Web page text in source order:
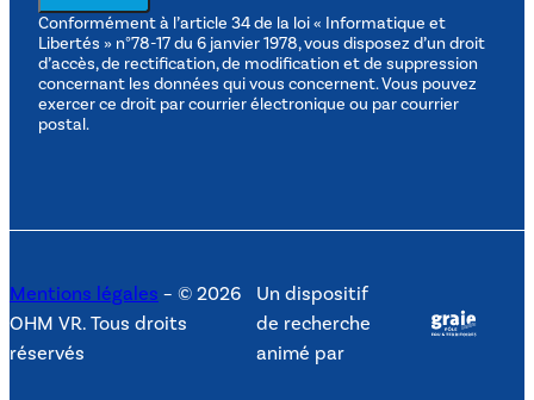
Conformément à l’article 34 de la loi « Informatique et
Libertés » n°78-17 du 6 janvier 1978, vous disposez d’un droit
d’accès, de rectification, de modification et de suppression
concernant les données qui vous concernent. Vous pouvez
exercer ce droit par courrier électronique ou par courrier
postal.
Mentions légales – © 2026
OHM VR. Tous droits
réservés
Un dispositif
de recherche
animé par